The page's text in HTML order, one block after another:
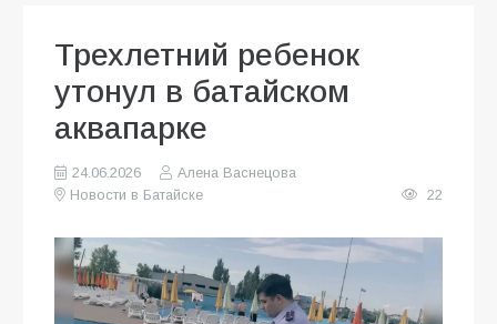
Трехлетний ребенок
утонул в батайском
аквапарке
24.06.2026
Алена Васнецова
Новости в Батайске
22